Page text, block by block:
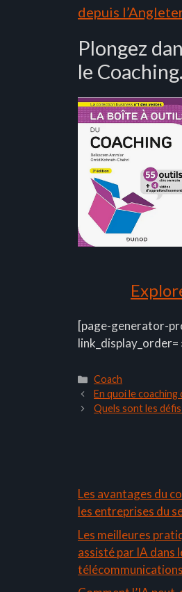
depuis
Plongez
le Coaching.
[page-generator-
Catégories
Coach
En quoi le
Quels sont les
Les avantages du
les entreprises du
Les meilleures
assisté par IA dans